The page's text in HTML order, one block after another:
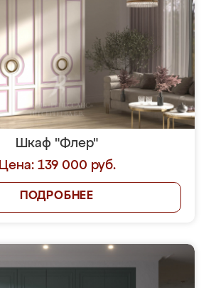
Шкаф "Флер"
Цена: 139 000 руб.
ПОДРОБНЕЕ